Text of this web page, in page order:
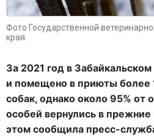
Фото Государственной
края
За 2021 год в
и помещено в приюты более
собак, однако около 95% от
особей вернулись в
этом сообщила пресс-